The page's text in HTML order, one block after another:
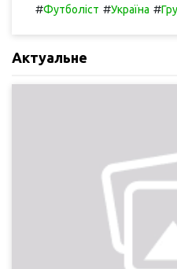
#Футболіст #Україна #
Актуальне